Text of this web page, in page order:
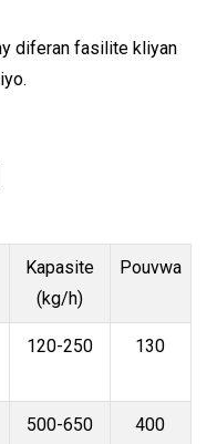
diferan fasilite kliyan
Kapasite
(kg/h)
Pouvwa
120-250 130
500-650 400